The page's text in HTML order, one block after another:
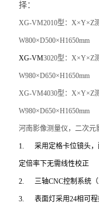
择：
XG-VM2010型：X×Y×Z
W800×D500×H1650mm
XG-VM3020型：X×Y×Z
W980×D650×H1650mm
XG-VM4030型：X×Y×Z
W980×D650×H1650mm
河南影像测量仪，二次
1.采用定格卡位镜头
定倍率下无需线性校正
2.三轴CNC控制系统
3.表面灯采用24相可